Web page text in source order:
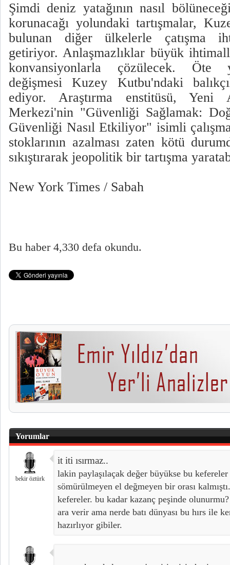
Şimdi deniz yatağının nasıl
korunacağı yolundaki tartışmalar,
bulunan diğer ülkelerle çatışma
getiriyor. Anlaşmazlıklar büyük
konvansiyonlarla çözülecek. Öte
değişmesi Kuzey Kutbu'ndaki
ediyor. Araştırma enstitüsü, Yeni
Merkezi'nin "Güvenliği Sağlamak:
Güvenliği Nasıl Etkiliyor" isimli
stoklarının azalması zaten kötü
sıkıştırarak jeopolitik bir tartışma
New York Times / Sabah
Bu haber 4,330 defa okundu.
Yorumlar
bekir öztürk
it iti ısırmaz..
lakin paylaşılaçak değer büyükse bu
sömürülmeyen el değmeyen bir orası
kefereler. bu kadar kazanç peşinde
ara verir ama nerde batı dünyası bu hırs ile
hazırlıyor gibiler.